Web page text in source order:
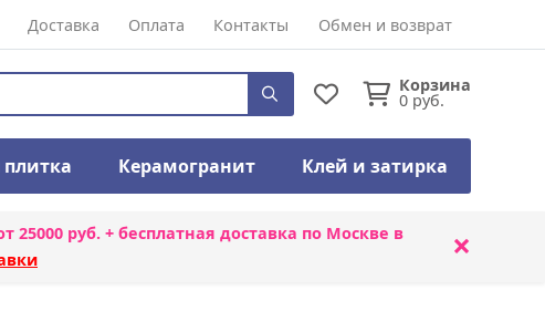
Доставка Оплата Контакты Обмен и возврат
Корзина
0 руб.
Керамогранит Клей и затирка
25000 руб. + бесплатная доставка по Москве в
×